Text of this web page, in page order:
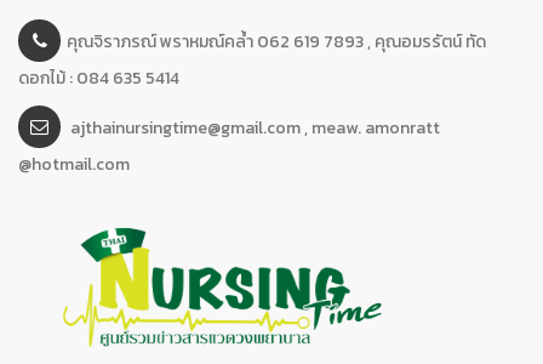
คุณจิราภรณ์ พราหมณ์คล้ำ 062 619 7893 , คุณอมรรัตน์ ทัด
ดอกไม้ : 084 635 5414
ajthainursingtime@gmail.com , meaw. amonratt
@hotmail.com